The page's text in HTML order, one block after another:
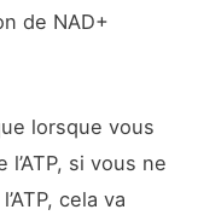
de NAD+
lorsque vous
si vous ne
cela va